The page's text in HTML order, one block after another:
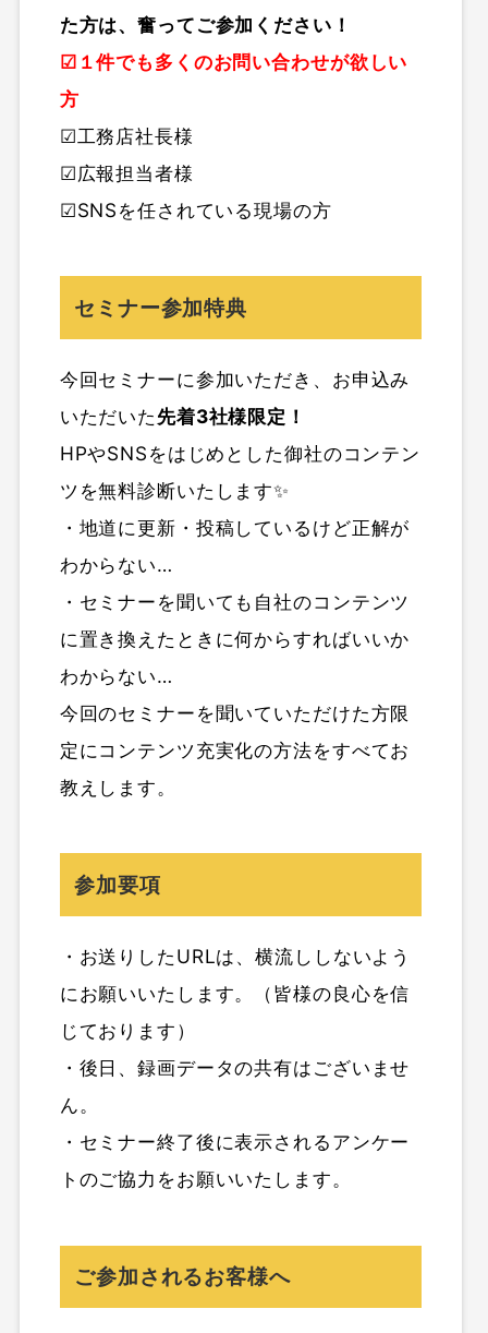
た方は、奮ってご参加ください！
☑１件でも多くのお問い合わせが欲しい
方
☑工務店社長様
☑広報担当者様
☑SNSを任されている現場の方
セミナー参加特典
今回セミナーに参加いただき、お申込み
いただいた先着3社様限定！
HPやSNSをはじめとした御社のコンテン
ツを無料診断いたします✨
・地道に更新・投稿しているけど正解が
わからない…
・セミナーを聞いても自社のコンテンツ
に置き換えたときに何からすればいいか
わからない…
今回のセミナーを聞いていただけた方限
定にコンテンツ充実化の方法をすべてお
教えします。
参加要項
・お送りしたURLは、横流ししないよう
にお願いいたします。（皆様の良心を信
じております）
・後日、録画データの共有はございませ
ん。
・セミナー終了後に表示されるアンケー
トのご協力をお願いいたします。
ご参加されるお客様へ